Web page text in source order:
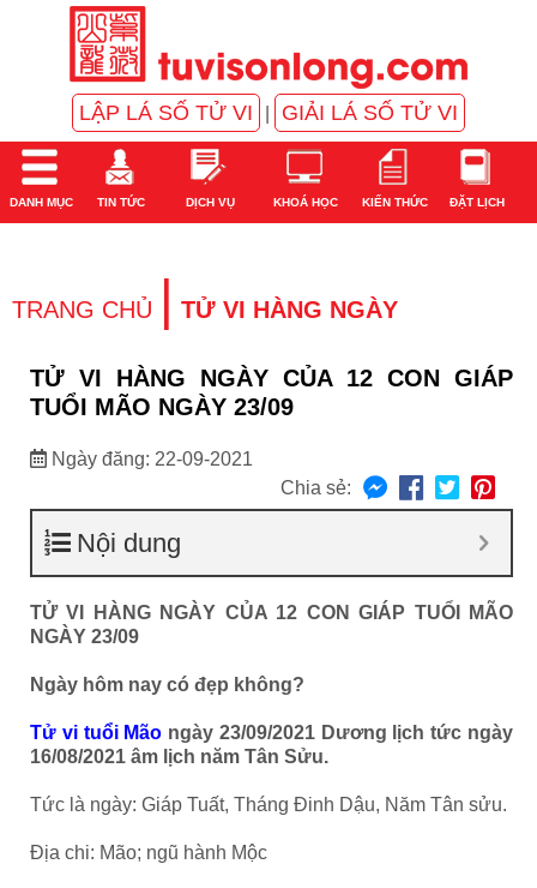
LẬP LÁ SỐ TỬ VI GIẢI LÁ SỐ TỬ VI
DANH MỤC TIN TỨC DỊCH VỤ KHOÁ HỌC KIẾN THỨC ĐẶT LỊCH
TRANG CHỦ | TỬ VI HÀNG NGÀY
TỬ VI HÀNG NGÀY CỦA 12 CON GIÁP
TUỔI MÃO NGÀY 23/09
Ngày đăng: 22-09-2021
Chia sẻ:
Nội dung
TỬ VI HÀNG NGÀY CỦA 12 CON GIÁP TUỔI MÃO
NGÀY 23/09
Ngày hôm nay có đẹp không?
Tử vi tuổi Mão ngày 23/09/2021 Dương lịch tức ngày
16/08/2021 âm lịch năm Tân Sửu.
Tức là ngày: Giáp Tuất, Tháng Đinh Dậu, Năm Tân sửu.
Địa chi: Mão; ngũ hành Mộc